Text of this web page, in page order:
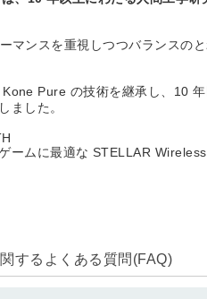
マンスを重視しつつバランスのと
Pure の技術を継承し、10 年
ました。
ームに最適な STELLAR
するよくある質問(FAQ)